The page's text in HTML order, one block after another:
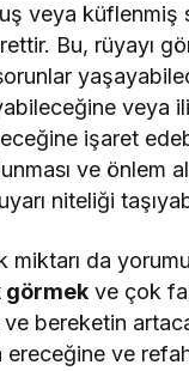
veya küflenmiş
Bu, rüyayı
veya
işaret
ve önlem
niteliği
miktarı da
görmek ve çok
bereketin
ereceğine ve